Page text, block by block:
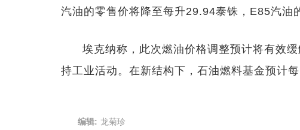
汽油的零售价将降至每升29.94泰铢，E85汽油
埃克纳称，此次燃油价格调整预计将有效
持工业活动。在新结构下，石油燃料基金预计
编辑: 龙菊珍